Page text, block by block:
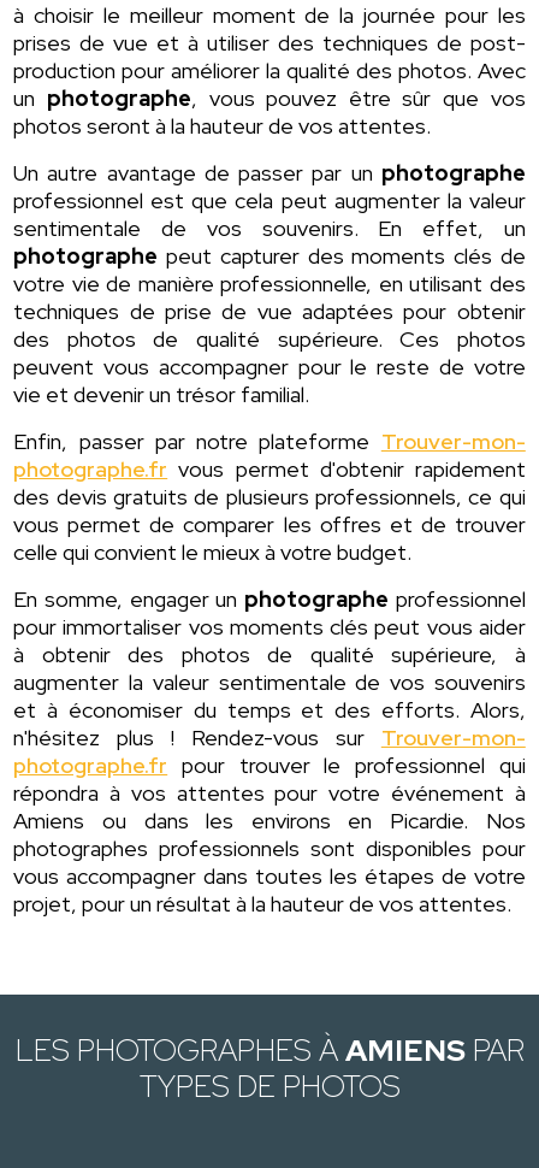
à choisir le meilleur moment de la journée pour les
prises de vue et à utiliser des techniques de post-
production pour améliorer la qualité des photos. Avec
un photographe, vous pouvez être sûr que vos
photos seront à la hauteur de vos attentes.
Un autre avantage de passer par un photographe
professionnel est que cela peut augmenter la valeur
sentimentale de vos souvenirs. En effet, un
photographe peut capturer des moments clés de
votre vie de manière professionnelle, en utilisant des
techniques de prise de vue adaptées pour obtenir
des photos de qualité supérieure. Ces photos
peuvent vous accompagner pour le reste de votre
vie et devenir un trésor familial.
Enfin, passer par notre plateforme Trouver-mon-
photographe.fr vous permet d'obtenir rapidement
des devis gratuits de plusieurs professionnels, ce qui
vous permet de comparer les offres et de trouver
celle qui convient le mieux à votre budget.
En somme, engager un photographe professionnel
pour immortaliser vos moments clés peut vous aider
à obtenir des photos de qualité supérieure, à
augmenter la valeur sentimentale de vos souvenirs
et à économiser du temps et des efforts. Alors,
n'hésitez plus ! Rendez-vous sur Trouver-mon-
photographe.fr pour trouver le professionnel qui
répondra à vos attentes pour votre événement à
Amiens ou dans les environs en Picardie. Nos
photographes professionnels sont disponibles pour
vous accompagner dans toutes les étapes de votre
projet, pour un résultat à la hauteur de vos attentes.
LES PHOTOGRAPHES ÀAMIENSPAR
TYPES DE PHOTOS